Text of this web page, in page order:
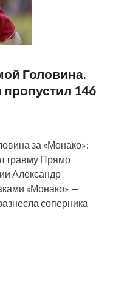
Головина.
146
за «Монако»:
травму Прямо
Александр
«Монако» —
соперника